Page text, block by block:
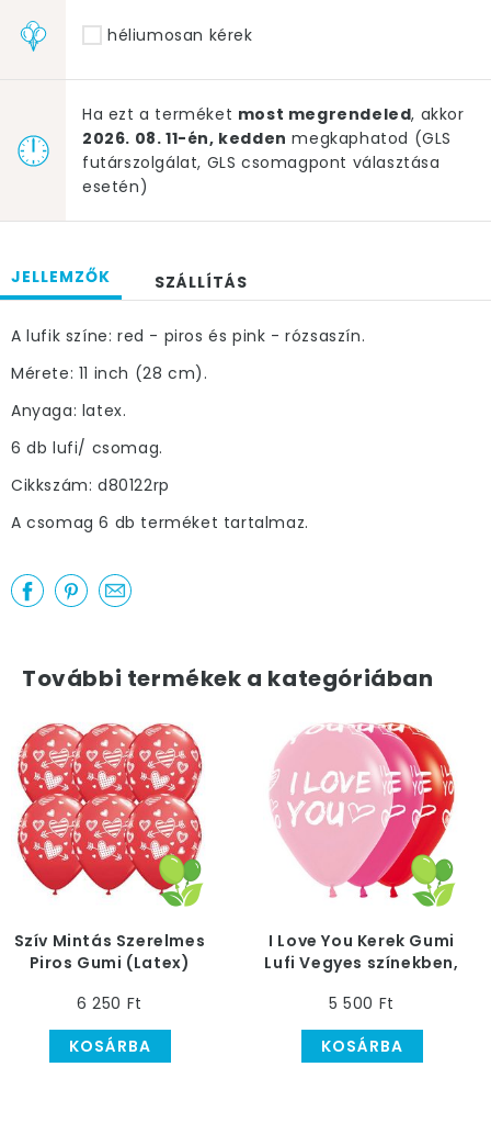
héliumosan kérek
Ha ezt a terméket most megrendeled, akkor
2026. 08. 11-én, kedden megkaphatod (GLS
futárszolgálat, GLS csomagpont választása
esetén)
JELLEMZŐK SZÁLLÍTÁS
A lufik színe: red - piros és pink - rózsaszín.
Mérete: 11 inch (28 cm).
Anyaga: latex.
6 db lufi/ csomag.
Cikkszám: d80122rp
A csomag 6 db terméket tartalmaz.
További termékek a kategóriában
Szív Mintás Szerelmes
Piros Gumi (Latex)
6 250 Ft
KOSÁRBA
I Love You Kerek Gumi
Lufi Vegyes színekben,
5 500 Ft
KOSÁRBA